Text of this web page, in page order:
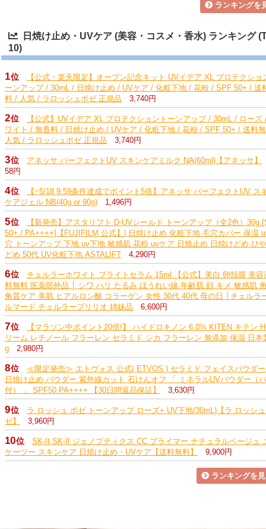
ランキングを
日焼け止め・UVケア (美容・コスメ・香水) ランキング
10)
1位
【公式・楽天限定】オープン記念キット UVイデア XL プロテクショ
ーンアップ / 30mL / 日焼け止め / UVケア / 化粧下地 / 花粉 / SPF 50+ / 送
料 / 人気 / ラロッシュポゼ 正規品
3,740円
2位
【公式】UVイデア XL プロテクショントーンアップ / 30mL / ローズ
ワイト / 無香料 / 日焼け止め / UVケア / 化粧下地 / 花粉 / SPF 50+ / 送料
人気 / ラロッシュポゼ 正規品
3,740円
3位
アネッサ パーフェクトUV スキンケアミルク NA(60ml)【アネッサ】
58円
4位
【~5/18 9:59条件達成でポイント5倍】アネッサ パーフェクトUV ス
ケアジェル NB(40g or 90g)
1,496円
5位
【新発売】アスタリフト D-UVシールド トーンアップ（全2色）30g
50+ / PA++++]【FUJIFILM 公式】| 日焼け止め 化粧下地 毛穴カバー 保湿
穴 トーンアップ 下地 uv下地 敏感肌 花粉 uvケア 日焼止め 日焼けどめ ひ
どめ 50代 UV化粧下地 ASTALIFT
4,290円
6位
チェルラーホワイト ブライトセラム 15ml 【公式】美白 卵殻膜 美容
料無料 医薬部外品 │ シワ ハリ たるみ ほうれい線 年齢肌 顔 キメ 敏感肌
角質ケア 美肌 ヒアルロン酸 コラーゲン 女性 30代 40代 母の日 │チェルラ
ルマード チェルラーブリリオ 姉妹品
6,600円
7位
【マラソン中ポイント20倍!】 ハイドロキノン 6.0% KITEN キテン
リーム レチノール フラーレン セラミド シカ フラーレン 無添加 保湿 日本
g
2,980円
8位
≪限定発売≫ エトヴォス 公式( ETVOS ) セラミド フェイスパウダ
日焼け止め パウダー 紫外線カット 石けんオフ 「 ミネラルUVパウダー（
付） 」 SPF50 PA++++ 【30日間返品保証】
3,630円
9位
ラ ロッシュ ポゼ トーンアップ ローズ+ UV下地(30mL)【ラ ロッシ
ゼ】
3,960円
10位
SK-II SK-II ジェノプティクス CC プライマー ナチュラルベージュ
ケーツー スキンケア 日焼け止め・UVケア【送料無料】
9,900円
ランキングを